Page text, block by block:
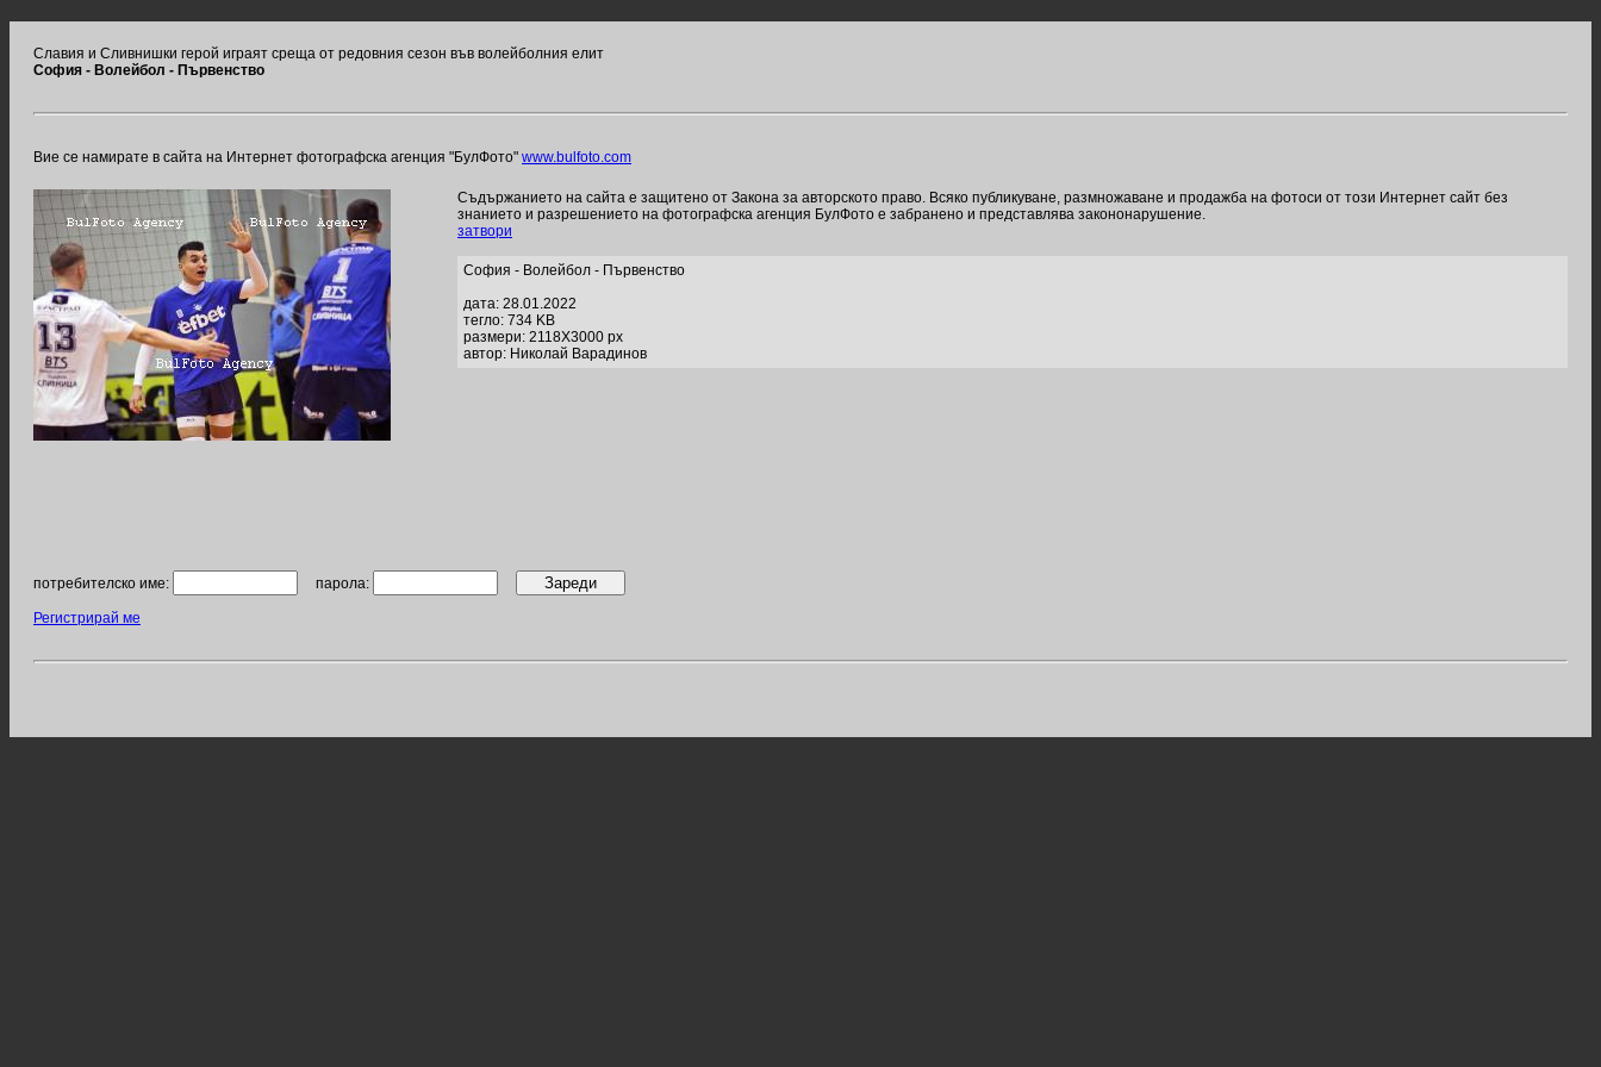
Славия и Сливнишки герой играят среща от редовния сезон във волейболния елит
София - Волейбол - Първенство
Вие се намирате в сайта на Интернет фотографска агенция "БулФото" www.bulfoto.com
Съдържанието на сайта е защитено от Закона за авторското право. Всяко публикуване, размножаване и продажба на фотоси от този Интернет сайт без
знанието и разрешението на фотографска агенция БулФото е забранено и представлява закононарушение.
затвори
София - Волейбол - Първенство
дата: 28.01.2022
тегло: 734 KB
размери: 2118X3000 px
автор: Николай Варадинов
потребителско име: парола:
Регистрирай ме